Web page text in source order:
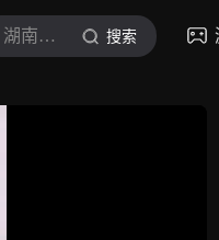
湖南卫视 搜索